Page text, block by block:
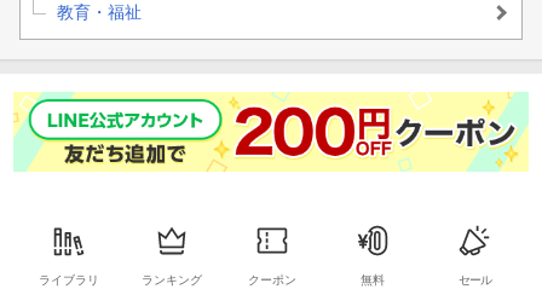
教育・福祉
ライブラリ ランキング クーポン 無料 セール